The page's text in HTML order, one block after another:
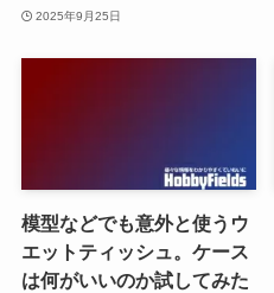
2025年9月25日
模型などでも意外と使うウ
エットティッシュ。ケース
は何がいいのか試してみた